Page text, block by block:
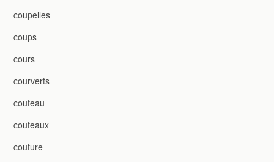
coupelles
coups
cours
courverts
couteau
couteaux
couture